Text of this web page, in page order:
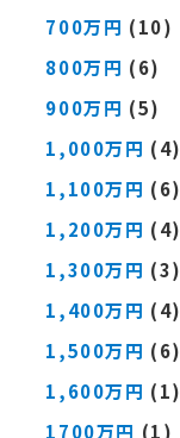
700万円 (10)
800万円 (6)
900万円 (5)
1,000万円 (4)
1,100万円 (6)
1,200万円 (4)
1,300万円 (3)
1,400万円 (4)
1,500万円 (6)
1,600万円 (1)
1700万円 (1)